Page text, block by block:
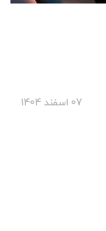
07 اسفند 1404